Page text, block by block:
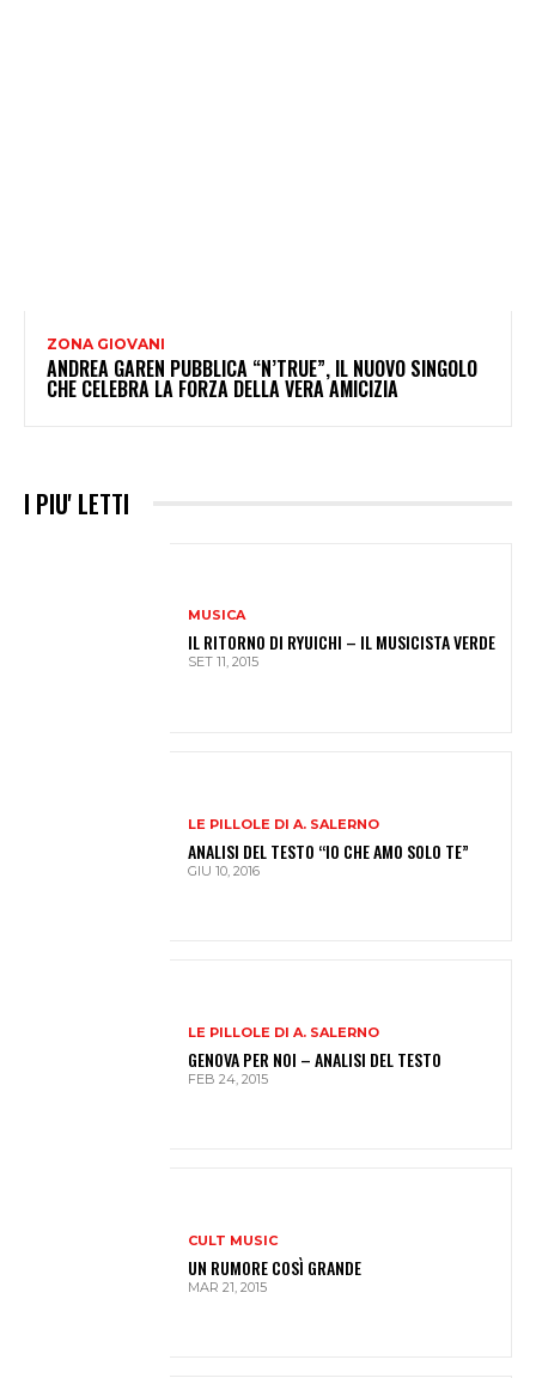
ZONA GIOVANI
ANDREA GAREN PUBBLICA “N’TRUE”, IL NUOVO SINGOLO
CHE CELEBRA LA FORZA DELLA VERA AMICIZIA
I PIU' LETTI
MUSICA
IL RITORNO DI RYUICHI – IL MUSICISTA VERDE
SET 11, 2015
LE PILLOLE DI A. SALERNO
ANALISI DEL TESTO “IO CHE AMO SOLO TE”
GIU 10, 2016
LE PILLOLE DI A. SALERNO
GENOVA PER NOI – ANALISI DEL TESTO
FEB 24, 2015
CULT MUSIC
UN RUMORE COSÌ GRANDE
MAR 21, 2015